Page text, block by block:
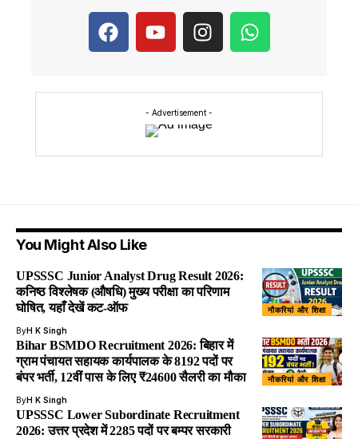
- Advertisement -
You Might Also Like
नौकरियां और शिक्षा
UPSSSC Junior Analyst Drug Result 2026:
कनिष्ठ विश्लेषक (औषधि) मुख्य परीक्षा का परिणाम
घोषित, यहाँ देखें कट-ऑफ
ByH K Singh
नौकरियां और शिक्षा
Bihar BSMDO Recruitment 2026: बिहार में
ग्राम पंचायत सहायक कार्यपालक के 8192 पदों पर
बंपर भर्ती, 12वीं पास के लिए ₹24600 सैलरी का मौका
ByH K Singh
UPSSSC Lower Subordinate Recruitment
2026: उत्तर प्रदेश में 2285 पदों पर बम्पर सरकारी